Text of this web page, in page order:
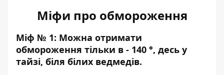
Міфи про обмороження
Міф № 1: Можна отримати
обмороження тільки в - 140 °, десь у
тайзі, біля білих ведмедів.